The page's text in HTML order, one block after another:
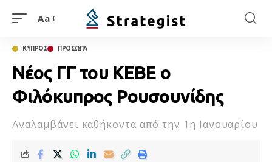
Aa
ΚΥΠΡΟΣ ΠΡΟΣΩΠΑ
Νέος ΓΓ του ΚΕΒΕ ο
Φιλόκυπρος Ρουσουνίδης
Αναλαμβάνει καθήκοντα από την 1η Ιανουαρίου